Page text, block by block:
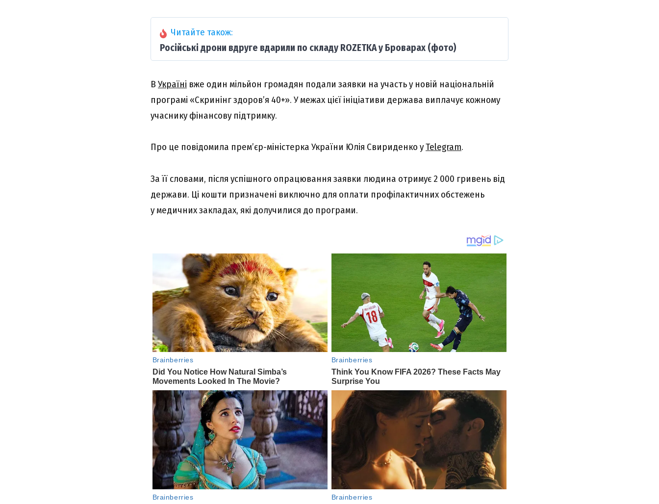
Читайте також:
Російські дрони вдруге вдарили по складу ROZETKA у Броварах (фото)
В Україні вже один мільйон громадян подали заявки на участь у новій національній
програмі «Скринінг здоров’я 40+». У межах цієї ініціативи держава виплачує кожному
учаснику фінансову підтримку.
Про це повідомила прем’єр-міністерка України Юлія Свириденко уTelegram.
За її словами, після успішного опрацювання заявки людина отримує 2 000 гривень від
держави. Ці кошти призначені виключно для оплати профілактичних обстежень
у медичних закладах, які долучилися до програми.